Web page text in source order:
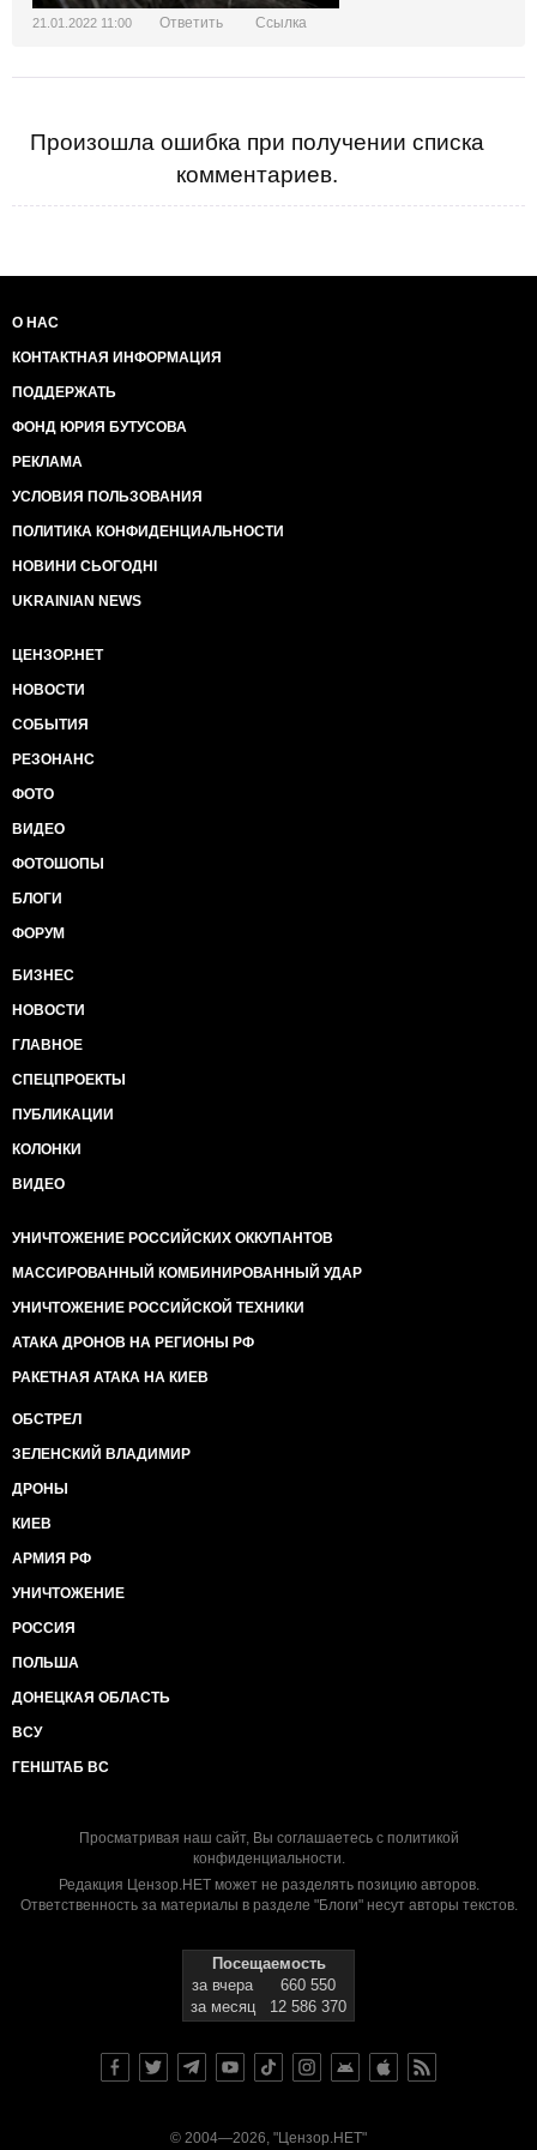
21.01.2022 11:00 Ответить Ссылка
Произошла ошибка при получении списка
комментариев.
О НАС
КОНТАКТНАЯ ИНФОРМАЦИЯ
ПОДДЕРЖАТЬ
ФОНД ЮРИЯ БУТУСОВА
РЕКЛАМА
УСЛОВИЯ ПОЛЬЗОВАНИЯ
ПОЛИТИКА КОНФИДЕНЦИАЛЬНОСТИ
НОВИНИ СЬОГОДНІ
UKRAINIAN NEWS
ЦЕНЗОР.НЕТ
НОВОСТИ
СОБЫТИЯ
РЕЗОНАНС
ФОТО
ВИДЕО
ФОТОШОПЫ
БЛОГИ
ФОРУМ
БИЗНЕС
НОВОСТИ
ГЛАВНОЕ
СПЕЦПРОЕКТЫ
ПУБЛИКАЦИИ
КОЛОНКИ
ВИДЕО
УНИЧТОЖЕНИЕ РОССИЙСКИХ ОККУПАНТОВ
МАССИРОВАННЫЙ КОМБИНИРОВАННЫЙ УДАР
УНИЧТОЖЕНИЕ РОССИЙСКОЙ ТЕХНИКИ
АТАКА ДРОНОВ НА РЕГИОНЫ РФ
РАКЕТНАЯ АТАКА НА КИЕВ
ОБСТРЕЛ
ЗЕЛЕНСКИЙ ВЛАДИМИР
ДРОНЫ
КИЕВ
АРМИЯ РФ
УНИЧТОЖЕНИЕ
РОССИЯ
ПОЛЬША
ДОНЕЦКАЯ ОБЛАСТЬ
ВСУ
ГЕНШТАБ ВС
Просматривая наш сайт, Вы соглашаетесь с политикой
конфиденциальности.
Редакция Цензор.НЕТ может не разделять позицию авторов.
Ответственность за материалы в разделе "Блоги" несут авторы текстов.
Посещаемость
за вчера
660 550
за месяц
12 586 370
© 2004—2026, "Цензор.НЕТ"